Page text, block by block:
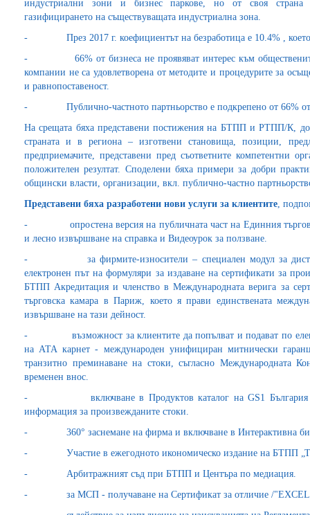
индустриални зони и бизнес паркове, но от своя страна
газифицирането на съществуващата индустриална зона.
- През 2017 г. коефициентът на безработица е 10.4% , което е
- 66% от бизнеса не проявяват интерес към обществените
компании не са удовлетворена от методите и процедурите за
и равнопоставеност.
- Публично-частното партньорство е подкрепено от 66% от
На срещата бяха представени постижения на БТПП и РТПП/К,
страната и в региона – изготвени становища, позиции,
предприемачите, представени пред съответните компетентни
положителен резултат. Споделени бяха примери за добри
общински власти, организации, вкл. публично-частно
Представени бяха разработени нови услуги за клиентите,
- опростена версия на публичната част на Единния
и лесно извършване на справка и Видеоурок за ползване.
- за фирмите-износители – специален модул за
електронен път на формуляри за издаване на сертификати за
БТПП Акредитация и членство в Международната верига за
търговска камара в Париж, което я прави единствената
извършване на тази дейност.
- възможност за клиентите да попълват и подават по
на АТА карнет - международен унифициран митнически
транзитно преминаване на стоки, съгласно Международната
временен внос.
- включване в Продуктов каталог на GS1 България –
информация за произвежданите стоки.
- 360° заснемане на фирма и включване в Интерактивна
- Участие в ежегодното икономическо издание на БТПП
- Арбитражният съд при БТПП и Центъра по медиация.
- за МСП - получаване на Сертификат за отличие /